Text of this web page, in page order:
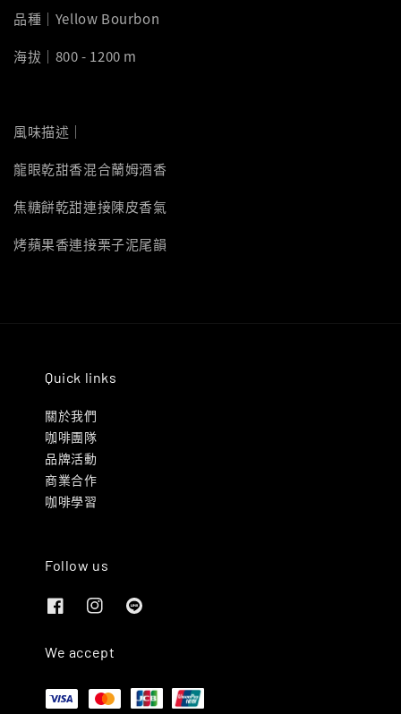
品種｜Yellow Bourbon
海拔｜800 - 1200 m
風味描述｜
龍眼乾甜香混合蘭姆酒香
焦糖餅乾甜連接陳皮香氣
烤蘋果香連接栗子泥尾韻
Quick links
關於我們
咖啡團隊
品牌活動
商業合作
咖啡學習
Follow us
We accept